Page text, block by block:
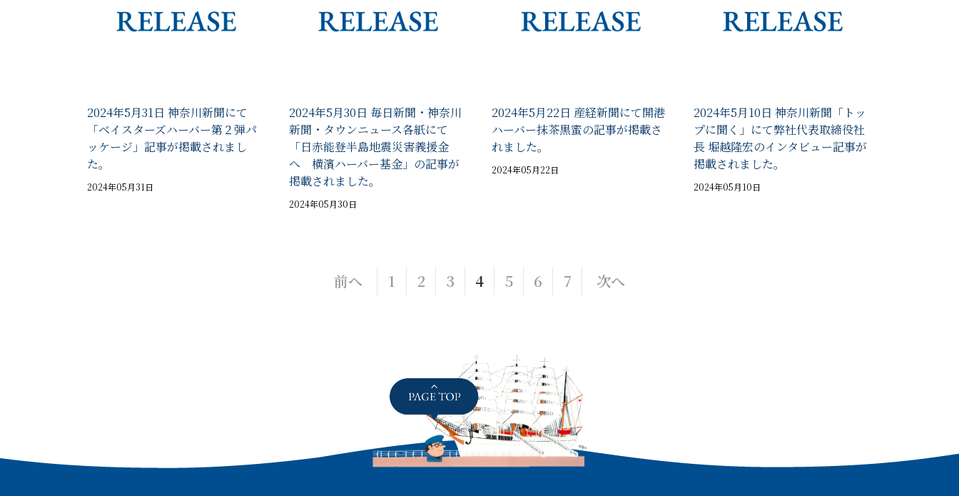
2024年5月31日 神奈川新聞にて
「ベイスターズハーバー第２弾パ
ッケージ」記事が掲載されまし
た。
2024年05月31日
2024年5月30日 毎日新聞・神奈川
新聞・タウンニュース各紙にて
「日赤能登半島地震災害義援金
へ 横濱ハーバー基金」の記事が
掲載されました。
2024年05月30日
2024年5月22日 産経新聞にて開港
ハーバー抹茶黒蜜の記事が掲載さ
れました。
2024年05月22日
2024年5月10日 神奈川新聞「トッ
プに聞く」にて弊社代表取締役社
長 堀越隆宏のインタビュー記事が
掲載されました。
2024年05月10日
送
前へ 1 2 3 4 5 6 7 次へ